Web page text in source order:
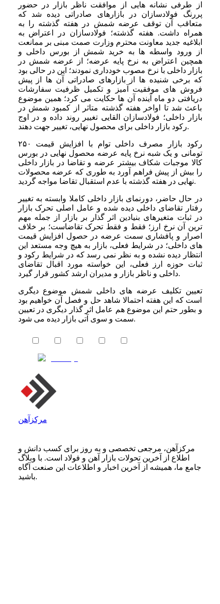
از طرفی نشانه هایی از موافقت ناظر بازار در حضور
پررنگ فولادسازان در بازارهای صادراتی دیده شد که
متعاقب آن توقف عرضه شمش در هفته گذشته را به
همراه داشت. هفته گذشته؛ فولادسازان در اعتراض به
ابلاغیه جدید معاونت محترم وزارت صمت مبنی بر ممانعت
از ورود واسطه ها به خرید شمش از بورس داخلی و
همچین اعتراض به نرخ پایه عرضه؛ از عرضه شمش در
بازار داخلی با نرخ مصوب خودداری نمودند؛ این در حالی بود
که برخی شنیده ها از بازارهای صادراتی آن ها از پیش
فروش های موفقیت آمیز و تکمیل ظرفیت سفارشات
دریافتی دو ماه آینده آن ها حکایت می کرد؛ همین موضوع
باعث شد تا اواخر هفته گذشته متاثر از کمبود شمش در
بازار داخلی؛ فولادسازان القایی تغییر روند داده و در اوج
رکود بازار داخلی برای محصول نهایی، تغییر جهت دهند.
رکود بازار مصرف داخلی توام با افزایش قیمت ۲۵۰
تومانی و یک شبه نرخ پایه عرضه محصول نهایی در بورس
کالا موجبات شکاف بیشتر عرضه و تقاضا در بازار داخلی
را بیش از پیش فراهم آورد به طوری که عرضه محصولات
نهایی در هفته گذشته با عدم استقبال تقاضا مواجه گردید.
در حال حاضر، دورنمای بازار داخلی کاملا وابسته به تغییر
رفتار تقاضای داخلی دیده شده و عامل اصلی تحرک بازار
در ثبات متغیرهای بنیادین اثر گذار بر بازار از جمله مهم
ترین آن نرخ ارز؛ فقط و فقط تحرک تقاضاست؛ بر خلاف
اصرار و پافشاری سمت عرضه در حصول افزایش قیمت
های داخلی؛ در شرایط فعلی، بازار به هیچ وجه مستعد این
انتظار دیده نشده و به نظر نمی رسد که در شرایط رکود و
ثبات حوزه ارز فعلی، این خواسته مورد اقبال تقاضای
داخلی و ناظر بازار و مدیران ارشد کشور قرار گیرد.
تعیین تکلیف عرضه های داخلی شمش موضوع دیگری
است که این هفته احتمالا شاهد حل و فصل آن خواهیم بود
و بطور حتم این موضوع هم عامل اثر گذار دیگری در تعیین
سمت و سوی آتی بازار دیده می شود.
مرکزآهن
مرکزآهن، مرجعی تخصصی و به روز برای کسب دانش و
اطلاع از آخرین تحولات بازار آهن و فولاد است. با وبلاگ
جامع ما، همیشه از آخرین اخبار و اطلاعات این صنعت آگاه
باشید.